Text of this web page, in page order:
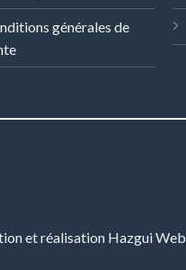
générales de
et réalisation Hazgui Web